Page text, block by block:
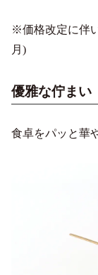
※価格改定に伴
月)
優雅な佇まい
食卓をパッと華